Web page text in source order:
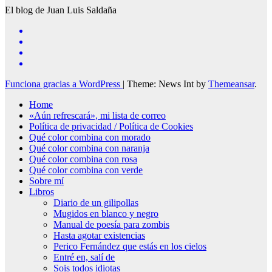
El blog de Juan Luis Saldaña
Funciona gracias a WordPress | Theme: News Int by Themeansar.
Home
«Aún refrescará», mi lista de correo
Política de privacidad / Política de Cookies
Qué color combina con morado
Qué color combina con naranja
Qué color combina con rosa
Qué color combina con verde
Sobre mí
Libros
Diario de un gilipollas
Mugidos en blanco y negro
Manual de poesía para zombis
Hasta agotar existencias
Perico Fernández que estás en los cielos
Entré en, salí de
Sois todos idiotas